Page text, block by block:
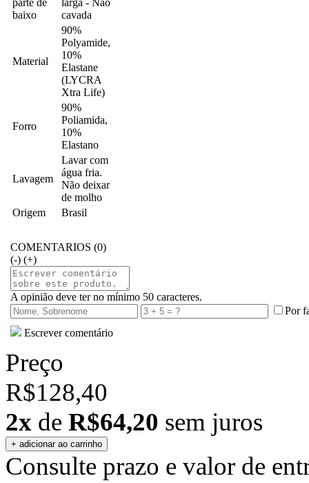
parte de
baixo
larga - Não
cavada
Material
90%
Polyamide,
10%
Elastane
(LYCRA
Xtra Life)
Forro
90%
Poliamida,
10%
Elastano
Lavagem
Lavar com
água fria.
Não deixar
de molho
Origem
Brasil
COMENTARIOS (0)
(-) (+)
A opinião deve ter no mínimo 50 caracteres.
Por
Escrever comentário
Preço
R$128,40
2x de R$64,20 sem juros
Consulte prazo e valor de